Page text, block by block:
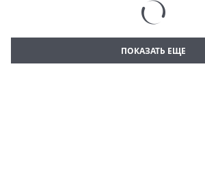
ПОКАЗАТЬ ЕЩЕ